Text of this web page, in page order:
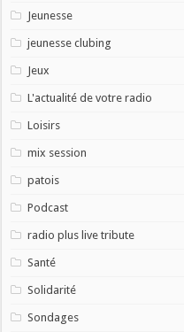
Jeunesse
jeunesse clubing
Jeux
L'actualité de votre radio
Loisirs
mix session
patois
Podcast
radio plus live tribute
Santé
Solidarité
Sondages